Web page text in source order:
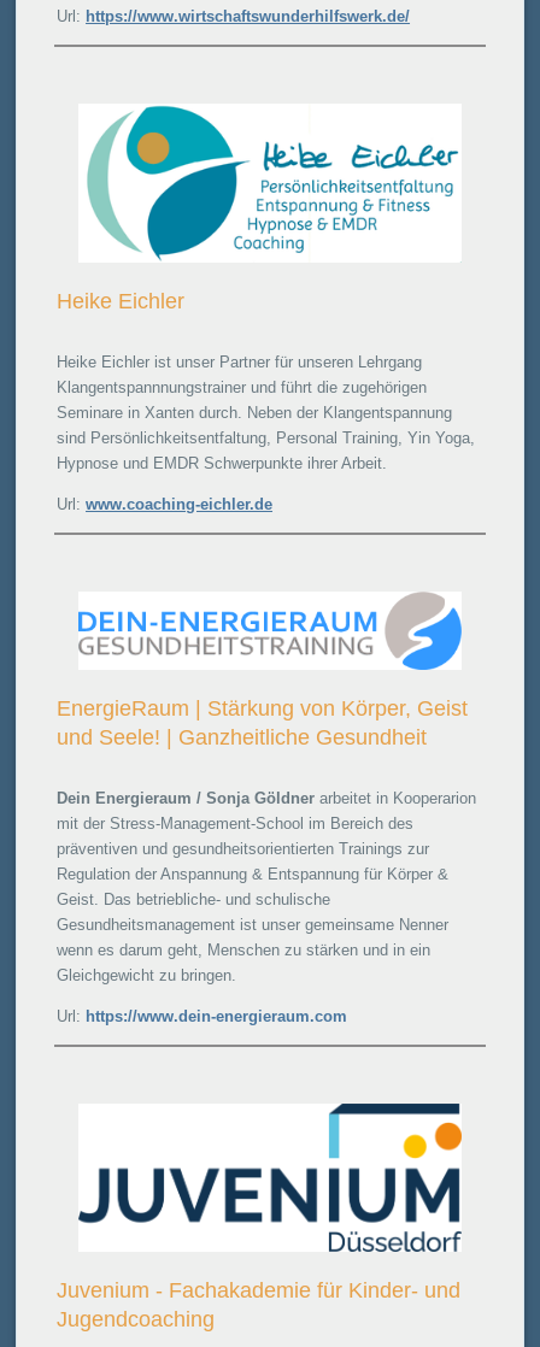
Url: https://www.wirtschaftswunderhilfswerk.de/
Heike Eichler
Heike Eichler ist unser Partner für unseren Lehrgang
Klangentspannnungstrainer und führt die zugehörigen
Seminare in Xanten durch. Neben der Klangentspannung
sind Persönlichkeitsentfaltung, Personal Training, Yin Yoga,
Hypnose und EMDR Schwerpunkte ihrer Arbeit.
Url:www.coaching-eichler.de
EnergieRaum | Stärkung von Körper, Geist
und Seele! | Ganzheitliche Gesundheit
Dein Energieraum / Sonja Göldner arbeitet in Kooperarion
mit der Stress-Management-School im Bereich des
präventiven und gesundheitsorientierten Trainings zur
Regulation der Anspannung & Entspannung für Körper &
Geist. Das betriebliche- und schulische
Gesundheitsmanagement ist unser gemeinsame Nenner
wenn es darum geht, Menschen zu stärken und in ein
Gleichgewicht zu bringen.
Url: https://www.dein-energieraum.com
Juvenium - Fachakademie für Kinder- und
Jugendcoaching